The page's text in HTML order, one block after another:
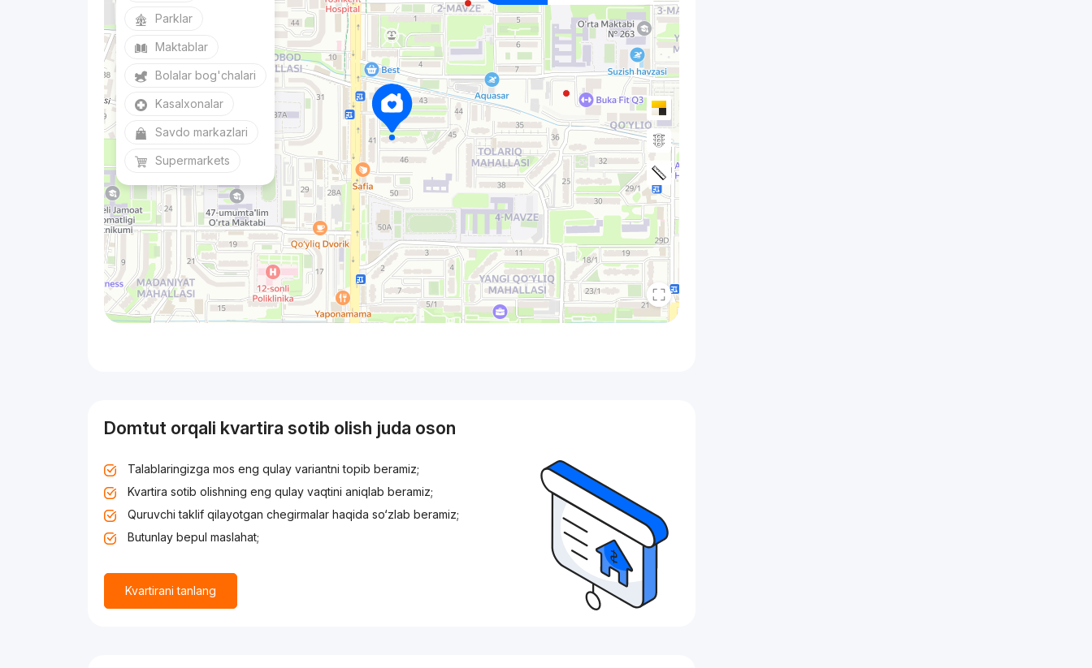
Parklar
Maktablar
Bolalar bog'chalari
Kasalxonalar
Savdo markazlari
Supermarkets
Domtut orqali kvartira sotib olish juda oson
Talablaringizga mos eng qulay variantni topib beramiz;
Kvartira sotib olishning eng qulay vaqtini aniqlab beramiz;
Quruvchi taklif qilayotgan chegirmalar haqida so‘zlab beramiz;
Butunlay bepul maslahat;
Kvartirani tanlang